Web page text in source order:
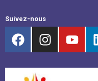
Suivez-nous